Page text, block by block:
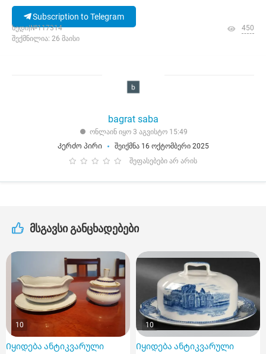
Subscription to Telegram
ხედი|№117314
შექმნილია: 26 მაისი
450
bagrat saba
ონლაინ იყო 3 აგვისტო 15:49
Კერძო პირი
შეიქმნა 16 ოქტომბერი 2025
შეფასებები არ არის
მსგავსი განცხადებები
10
Იყიდება ანტიკვარული
10
Იყიდება ანტიკვარული